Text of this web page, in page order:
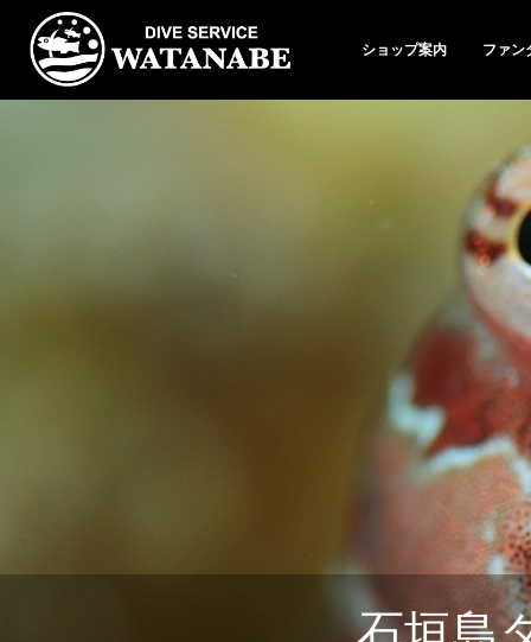
ショップ案内 ファン